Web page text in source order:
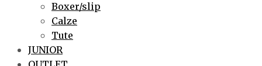
Boxer/slip
Calze
Tute
JUNIOR